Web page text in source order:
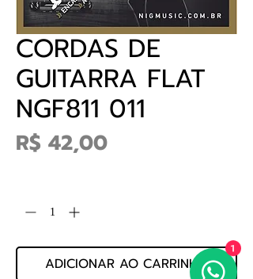
CORDAS DE
GUITARRA FLAT
NGF811 011
R$ 42,00Preço
ADICIONAR AO CARRINHO
1